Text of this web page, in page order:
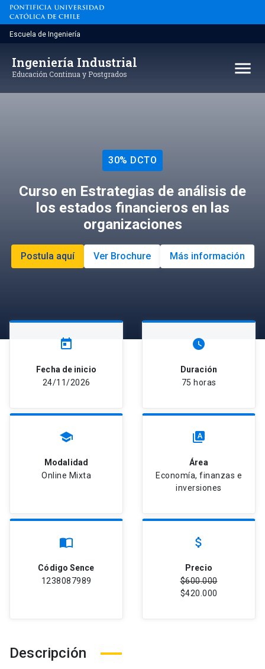
Saltar
contenido
Escuela de Ingeniería
Ingeniería Industrial
Educación Continua y Postgrados menu
30% DCTO
Curso en Estrategias de análisis de
los estados financieros en las
organizaciones
Postula aquí Ver Brochure Más información
today
Fecha de inicio
24/11/2026
watch_later
Duración
75 horas
school
Modalidad
Online Mixta
type_specimen
Área
Economía, finanzas e
inversiones
import_contacts
Código Sence
1238087989
attach_money
Precio
$600.000
$420.000
Descripción